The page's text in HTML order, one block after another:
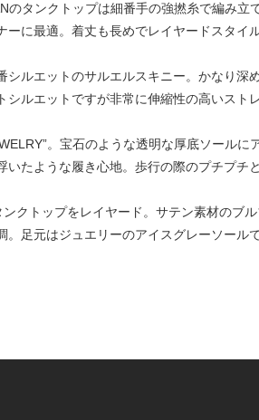
のタンクトップは細番手の強撚糸で編み
ーに最適。着丈も長めでレイヤードスタイ
シルエットのサルエルスキニー。かなり
ルエットですが非常に伸縮性の高いスト
。宝石のような透明な厚底ソール
たような履き心地。歩行の際のプチプチ
ンクトップをレイヤード。サテン素材のブ
足元はジュエリーのアイスグレーソール